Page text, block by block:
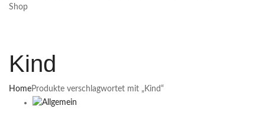
Shop
Kind
HomeProdukte verschlagwortet mit „Kind“